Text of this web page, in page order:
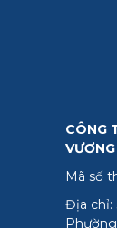
CÔNG
Mã số
Địa chỉ: